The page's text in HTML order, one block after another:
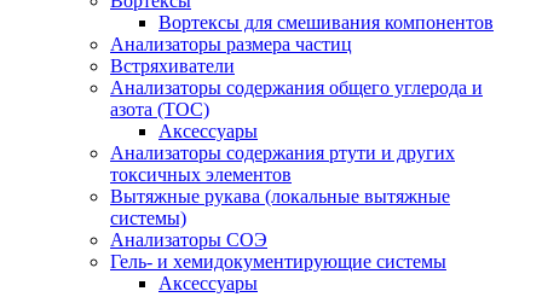
Вортексы для смешивания компонентов
Анализаторы размера частиц
Встряхиватели
Анализаторы содержания общего углерода и
азота (ТОС)
Аксессуары
Анализаторы содержания ртути и других
токсичных элементов
Вытяжные рукава (локальные вытяжные
системы)
Анализаторы СОЭ
Гель- и хемидокументирующие системы
Аксессуары